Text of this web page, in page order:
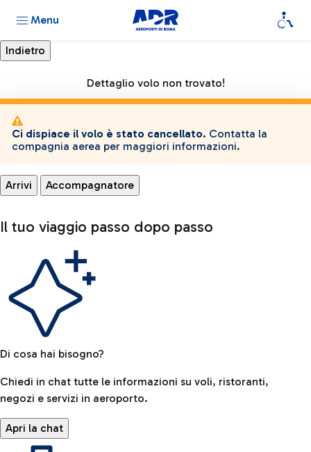
Menu
Dettaglio volo non trovato!
Ci dispiace il volo è stato cancellato. Contatta la
compagnia aerea per maggiori informazioni.
Arrivi Accompagnatore
Il tuo viaggio passo dopo passo
Di cosa hai bisogno?
Chiedi in chat tutte le informazioni su voli, ristoranti,
negozi e servizi in aeroporto.
Apri la chat